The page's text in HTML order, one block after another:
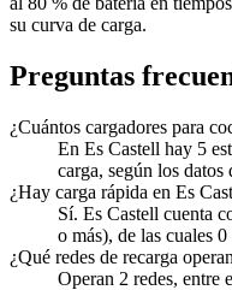
su curva de carga.
Preguntas
¿Cuántos cargadores para
En Es Castell hay 5
carga, según los
¿Hay carga rápida en Es
Sí. Es Castell cuenta
o más), de las cuales
¿Qué redes de recarga
Operan 2 redes,